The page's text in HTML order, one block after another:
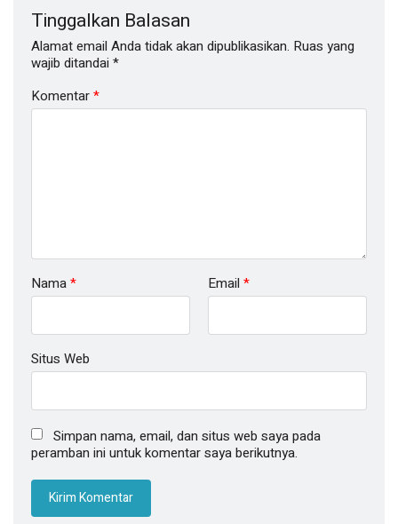
Tinggalkan Balasan
Alamat email Anda tidak akan dipublikasikan. Ruas yang
wajib ditandai *
Komentar*
Nama* Email *
Situs Web
Simpan nama, email, dan situs web saya pada
peramban ini untuk komentar saya berikutnya.